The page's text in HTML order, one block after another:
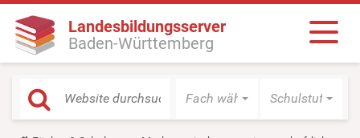
Landesbildungsserver
Baden-Württemberg
Fach wählen Schulstufe